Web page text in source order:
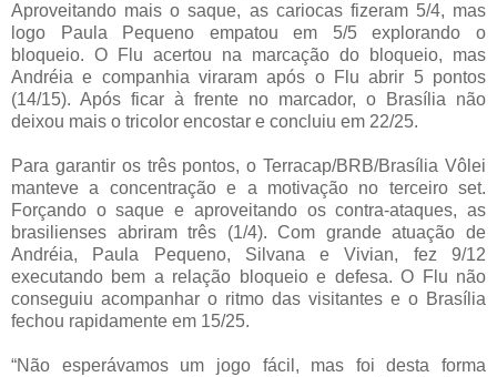
Aproveitando mais o saque, as cariocas fizeram 5/4, mas
logo Paula Pequeno empatou em 5/5 explorando o
bloqueio. O Flu acertou na marcação do bloqueio, mas
Andréia e companhia viraram após o Flu abrir 5 pontos
(14/15). Após ficar à frente no marcador, o Brasília não
deixou mais o tricolor encostar e concluiu em 22/25.
Para garantir os três pontos, o Terracap/BRB/Brasília Vôlei
manteve a concentração e a motivação no terceiro set.
Forçando o saque e aproveitando os contra-ataques, as
brasilienses abriram três (1/4). Com grande atuação de
Andréia, Paula Pequeno, Silvana e Vivian, fez 9/12
executando bem a relação bloqueio e defesa. O Flu não
conseguiu acompanhar o ritmo das visitantes e o Brasília
fechou rapidamente em 15/25.
“Não esperávamos um jogo fácil, mas foi desta forma